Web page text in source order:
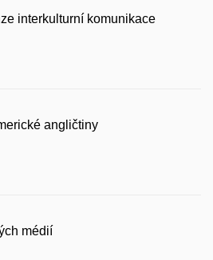
interkulturní komunikace
angličtiny
médií